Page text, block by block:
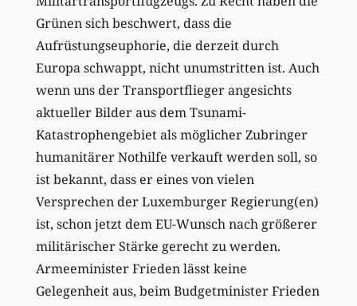
Grünen sich beschwert, dass die
Aufrüstungseuphorie, die derzeit durch
Europa schwappt, nicht unumstritten ist. Auch
wenn uns der Transportflieger angesichts
aktueller Bilder aus dem Tsunami-
Katastrophengebiet als möglicher Zubringer
humanitärer Nothilfe verkauft werden soll, so
ist bekannt, dass er eines von vielen
Versprechen der Luxemburger Regierung(en)
ist, schon jetzt dem EU-Wunsch nach größerer
militärischer Stärke gerecht zu werden.
Armeeminister Frieden lässt keine
Gelegenheit aus, beim Budgetminister Frieden